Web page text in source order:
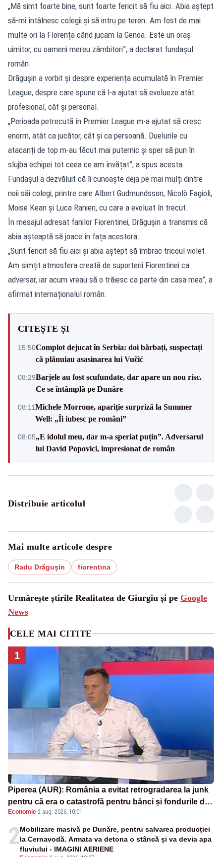
„Mă simt foarte bine, sunt foarte fericit să fiu aici. Abia aștept
să-mi întâlnesc colegii și să intru pe teren. Am fost de mai
multe ori la Florența când jucam la Genoa. Este un oraș
uimitor, cu oameni mereu zâmbitori”, a declarat fundașul
român.
Drăgușin a vorbit și despre experiența acumulată în Premier
League, despre care spune că l-a ajutat să evolueze atât
profesional, cât și personal.
„Perioada petrecută în Premier League m-a ajutat să cresc
enorm, atât ca jucător, cât și ca persoană. Duelurile cu
atacanți de top m-au făcut mai puternic și sper să pun în
slujba echipei tot ceea ce am învățat”, a spus acesta.
Fundașul a dezvăluit că îi cunoaște deja pe mai mulți dintre
noii săi colegi, printre care Albert Gudmundsson, Nicolò Fagioli,
Moise Kean și Luca Ranieri, cu care a evoluat în trecut.
În mesajul adresat fanilor Fiorentinei, Drăgușin a transmis că
abia așteaptă să joace în fața acestora.
„Sunt fericit să fiu aici și abia aștept să îmbrac tricoul violet.
Am simțit atmosfera creată de suporterii Fiorentinei ca
adversar, iar acum vreau să o trăiesc ca parte din casa mea”, a
afirmat internaționalul român.
CITEȘTE ȘI
15:50Complot dejucat în Serbia: doi bărbați, suspectați
că plănuiau asasinarea lui Vučić
08:29Barjele au fost scufundate, dar apare un nou risc.
Ce se întâmplă pe Dunăre
08:11Michele Morrone, apariție surpriză la Summer
Well: „Îi iubesc pe români”
08:05„E idolul meu, dar m-a speriat puțin”. Adversarul
lui David Popovici, impresionat de român
Distribuie articolul
Mai multe articole despre
Radu Drăgușin fiorentina
Urmărește știrile Realitatea de Giurgiu și pe Google
News
CELE MAI CITITE
1
Piperea (AUR): România a evitat retrogradarea la junk
pentru că era o catastrofă pentru bănci și fondurile de
pensii
Economie·2 aug. 2026, 10:01
2Mobilizare masivă pe Dunăre, pentru salvarea producției
la Cernavodă. Armata va detona o stâncă și va devia apa
fluviului - IMAGINI AERIENE